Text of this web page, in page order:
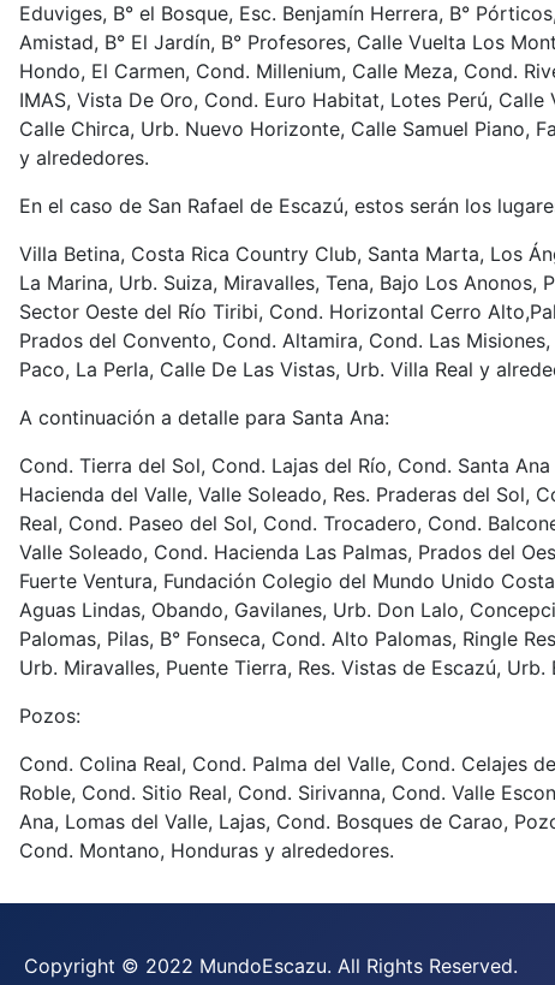
Eduviges, B° el Bosque, Esc. Benjamín Herrera, B°
Amistad, B° El Jardín, B° Profesores, Calle Vuelta Los
Hondo, El Carmen, Cond. Millenium, Calle Meza, Cond.
IMAS, Vista De Oro, Cond. Euro Habitat, Lotes Perú, Calle
Calle Chirca, Urb. Nuevo Horizonte, Calle Samuel Piano,
y alrededores.
En el caso de San Rafael de Escazú, estos serán los
Villa Betina, Costa Rica Country Club, Santa Marta, Los
La Marina, Urb. Suiza, Miravalles, Tena, Bajo Los Anonos,
Sector Oeste del Río Tiribi, Cond. Horizontal Cerro
Prados del Convento, Cond. Altamira, Cond. Las
Paco, La Perla, Calle De Las Vistas, Urb. Villa Real y
A continuación a detalle para Santa Ana:
Cond. Tierra del Sol, Cond. Lajas del Río, Cond. Santa
Hacienda del Valle, Valle Soleado, Res. Praderas del Sol,
Real, Cond. Paseo del Sol, Cond. Trocadero, Cond.
Valle Soleado, Cond. Hacienda Las Palmas, Prados del
Fuerte Ventura, Fundación Colegio del Mundo Unido
Aguas Lindas, Obando, Gavilanes, Urb. Don Lalo,
Palomas, Pilas, B° Fonseca, Cond. Alto Palomas, Ringle
Urb. Miravalles, Puente Tierra, Res. Vistas de Escazú,
Pozos:
Cond. Colina Real, Cond. Palma del Valle, Cond. Celajes
Roble, Cond. Sitio Real, Cond. Sirivanna, Cond. Valle
Ana, Lomas del Valle, Lajas, Cond. Bosques de Carao,
Cond. Montano, Honduras y alrededores.
Copyright © 2022 MundoEscazu. All Rights Reserved.